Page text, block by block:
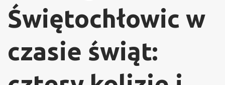
Świętochłowic w
czasie świąt: